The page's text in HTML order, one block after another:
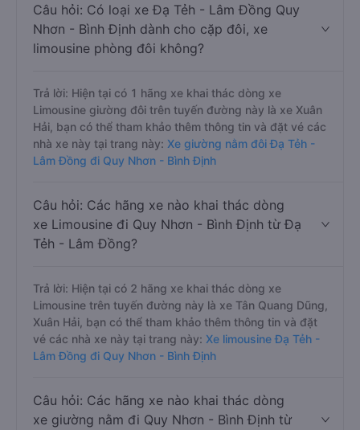
Câu hỏi: Có loại xe Đạ Tẻh - Lâm Đồng Quy
Nhơn - Bình Định dành cho cặp đôi, xe
limousine phòng đôi không?
Trả lời: Hiện tại có 1 hãng xe khai thác dòng xe
Limousine giường đôi trên tuyến đường này là xe Xuân
Hải, bạn có thể tham khảo thêm thông tin và đặt vé các
nhà xe này tại trang này: Xe giường nằm đôi Đạ Tẻh -
Lâm Đồng đi Quy Nhơn - Bình Định
Câu hỏi: Các hãng xe nào khai thác dòng
xe Limousine đi Quy Nhơn - Bình Định từ Đạ
Tẻh - Lâm Đồng?
Trả lời: Hiện tại có 2 hãng xe khai thác dòng xe
Limousine trên tuyến đường này là xe Tân Quang Dũng,
Xuân Hải, bạn có thể tham khảo thêm thông tin và đặt
vé các nhà xe này tại trang này: Xe limousine Đạ Tẻh -
Lâm Đồng đi Quy Nhơn - Bình Định
Câu hỏi: Các hãng xe nào khai thác dòng
xe giường nằm đi Quy Nhơn - Bình Định từ